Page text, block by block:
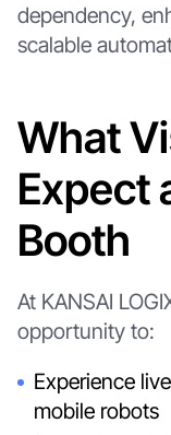
dependency,
scalable
What
Expect
Booth
At KANSAI
opportunity to:
Experience
mobile robots